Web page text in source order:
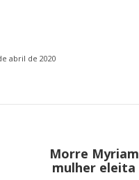
abril de 2020
Próximo
post:
Morre
mulher